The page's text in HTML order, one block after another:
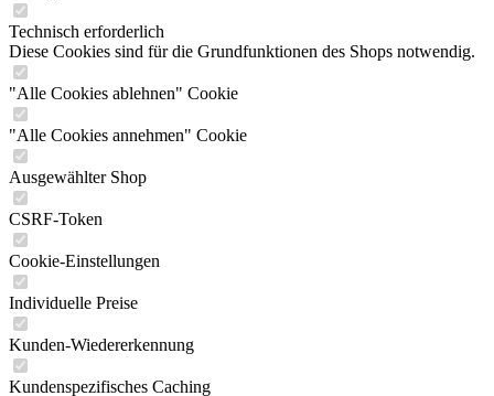
Technisch erforderlich
Diese Cookies sind für die Grundfunktionen des Shops notwendig.
"Alle Cookies ablehnen" Cookie
"Alle Cookies annehmen" Cookie
Ausgewählter Shop
CSRF-Token
Cookie-Einstellungen
Individuelle Preise
Kunden-Wiedererkennung
Kundenspezifisches Caching